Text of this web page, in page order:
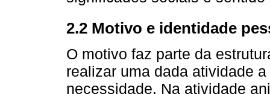
2.2 Motivo e identidade
O motivo faz parte da
realizar uma dada atividade
necessidade. Na atividade